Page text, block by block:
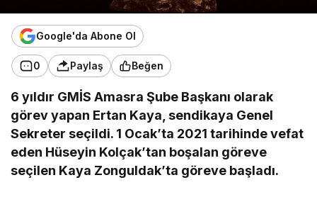
Google'da Abone Ol
0 Paylaş Beğen
6 yıldır GMİS Amasra Şube Başkanı olarak
görev yapan Ertan Kaya, sendikaya Genel
Sekreter seçildi. 1 Ocak’ta 2021 tarihinde vefat
eden Hüseyin Kolçak’tan boşalan göreve
seçilen Kaya Zonguldak’ta göreve başladı.